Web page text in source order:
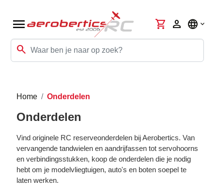
menu
search
shopping_cart person language
Home Onderdelen
Onderdelen
Vind originele RC reserveonderdelen bij Aerobertics. Van
vervangende tandwielen en aandrijfassen tot servohoorns
en verbindingsstukken, koop de onderdelen die je nodig
hebt om je modelvliegtuigen, auto's en boten soepel te
laten werken.